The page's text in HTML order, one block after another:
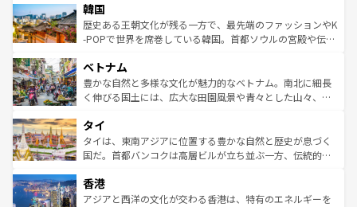
ワイを、存分に味わってほしい。 なお、新着のハワイ情報
はコンテンツ一覧を参照してほしい。
いる。アクティビティも充実しており、サーフィンやダイ
ビング、ハイキングなど、アウトドア好きにはたまらな
い。オーストラリアの多彩な魅力を存分に味わいつくそ
参照してほしい。
ン）、静ひつな山岳地帯である台湾東部など、都市の喧騒
と山間の静けさが共存しており、訪れる人に新しい発見と
驚きをもたらしてくれる。また、奥深い台湾の食文化も魅
容にもいいと評判のスイーツなど、バラエティ豊かな料理
が味わえる。 なお、新着の台湾情報は コンテンツ一覧を参
照してほしい。
韓国
歴史ある王朝文化が残る一方で、最先端のファッションやK
-POPで世界を席巻している韓国。首都ソウルの宮殿や伝統
き、地方に足を延ばせば四季折々の自然美を楽しむことが
できる。そして、キムチや焼肉、絶品のストリートフード
まで、さまざまな韓国料理が待っている。夜には、韓国な
リティに包まれながら、韓国の多彩な魅力を心ゆくまで味
わってみてほしい。 なお、新着の韓国情報はコンテンツ一
覧を参照してほしい。
ベトナム
豊かな自然と多様な文化が魅力的なベトナム。南北に細長
く伸びる国土には、広大な田園風景や青々とした山々、世
急速な発展と共に伝統が息づく。ハノイの古い町並みやホ
ーチミン市のフランス統治時代の建物も、独特の雰囲気を
醸し出している。また、バラエティの豊かさとおいしさで
とつ。フォーやバインミー、ベトナムコーヒーなどは、ぜ
ひ現地で味わいたい。どの地域を訪れてもあたたかい人々
タイ
タイは、東南アジアに位置する豊かな自然と歴史が息づく
国だ。首都バンコクは高層ビルが立ち並ぶ一方、伝統的な
の活気が交差している。北部ではチェンマイなどの山岳地
帯で自然と触れ合い、南部ではプーケットやクラビの美し
香港
アジアと西洋の文化が交わる香港は、特有のエネルギーを